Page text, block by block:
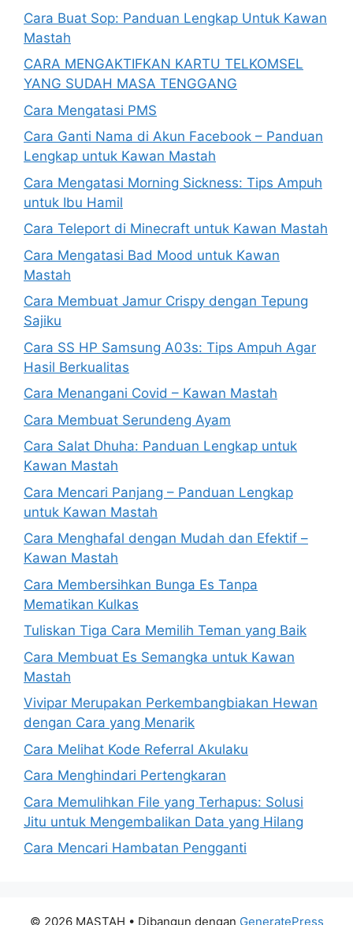
Cara Buat Sop: Panduan Lengkap Untuk Kawan
Mastah
CARA MENGAKTIFKAN KARTU TELKOMSEL
YANG SUDAH MASA TENGGANG
Cara Mengatasi PMS
Cara Ganti Nama di Akun Facebook – Panduan
Lengkap untuk Kawan Mastah
Cara Mengatasi Morning Sickness: Tips Ampuh
untuk Ibu Hamil
Cara Teleport di Minecraft untuk Kawan Mastah
Cara Mengatasi Bad Mood untuk Kawan
Mastah
Cara Membuat Jamur Crispy dengan Tepung
Sajiku
Cara SS HP Samsung A03s: Tips Ampuh Agar
Hasil Berkualitas
Cara Menangani Covid – Kawan Mastah
Cara Membuat Serundeng Ayam
Cara Salat Dhuha: Panduan Lengkap untuk
Kawan Mastah
Cara Mencari Panjang – Panduan Lengkap
untuk Kawan Mastah
Cara Menghafal dengan Mudah dan Efektif –
Kawan Mastah
Cara Membersihkan Bunga Es Tanpa
Mematikan Kulkas
Tuliskan Tiga Cara Memilih Teman yang Baik
Cara Membuat Es Semangka untuk Kawan
Mastah
Vivipar Merupakan Perkembangbiakan Hewan
dengan Cara yang Menarik
Cara Melihat Kode Referral Akulaku
Cara Menghindari Pertengkaran
Cara Memulihkan File yang Terhapus: Solusi
Jitu untuk Mengembalikan Data yang Hilang
Cara Mencari Hambatan Pengganti
© 2026 MASTAH • Dibangun dengan GeneratePress